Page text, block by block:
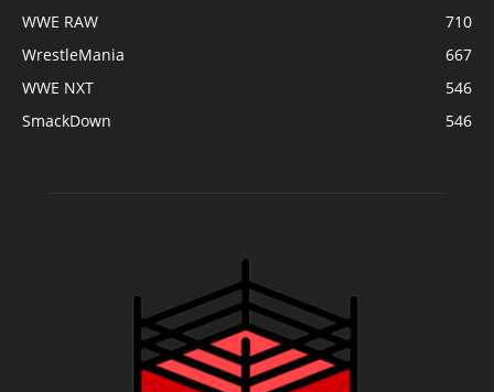
WWE RAW
710
WrestleMania
667
WWE NXT
546
SmackDown
546